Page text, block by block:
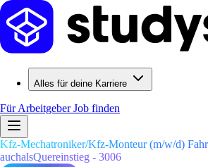
Alles für deine Karriere
Für ArbeitgeberJob finden
Kfz-Mechatroniker/Kfz-Monteur (m/w/d)
auchalsQuereinstieg - 3006